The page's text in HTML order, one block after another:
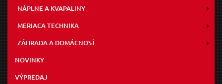
NÁPLNE A KVAPALINY
MERIACA TECHNIKA
ZÁHRADA A DOMÁCNOSŤ
NOVINKY
VÝPREDAJ